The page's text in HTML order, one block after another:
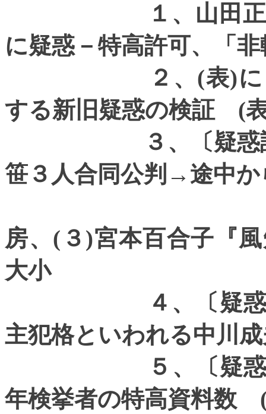
１、山田正行に
に疑惑－特高許可、「
２、 (表)
する新旧疑惑の検証 (
３、〔疑惑証
笹３人合同公判→途中
房、 ( ３ )宮本百合子『
大小
４、〔疑惑証拠
主犯格といわれる中川
５、〔疑惑証拠
年検挙者の特高資料数